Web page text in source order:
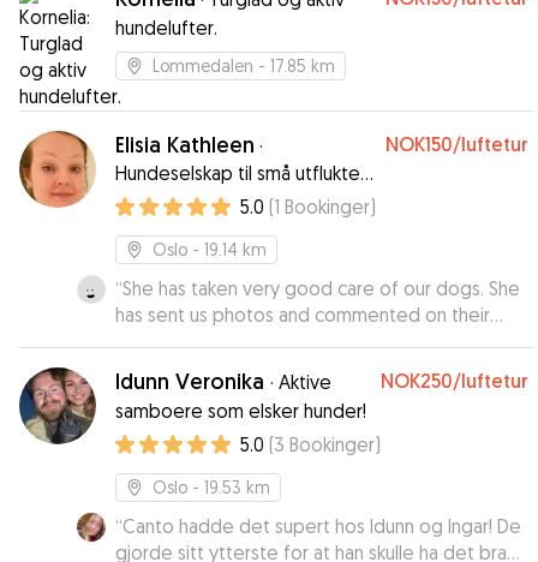
dette til en særdeles god opplevelse. Jeg kan
varmt anbefale Christopher. Appen er også lett
å bruke og rammevilkårene optimaliserer
trygghet for eier, hund og passer. Jeg vil helt
klart anbefale Gudog.”
hundelufter.
Lommedalen - 17.85 km
Elisia Kathleen ·
Hundeselskap til små utflukter
og turer i Oslo
NOK150/luftetur
5.0 (1 Bookinger)
Oslo - 19.14 km
“She has taken very good care of our dogs. She
has sent us photos and commented on their
condition constantly. We are very grateful”
Idunn Veronika · Aktive
samboere som elsker hunder!
NOK250/luftetur
5.0 (3 Bookinger)
Oslo - 19.53 km
“Canto hadde det supert hos Idunn og Ingar! De
gjorde sitt ytterste for at han skulle ha det bra